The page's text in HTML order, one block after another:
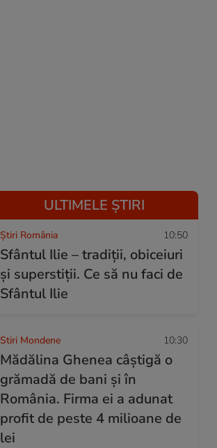
ULTIMELE ȘTIRI
Știri România 10:50
Sfântul Ilie – tradiții, obiceiuri
și superstiții. Ce să nu faci de
Sfântul Ilie
Stiri Mondene 10:30
Mădălina Ghenea câștigă o
grămadă de bani și în
România. Firma ei a adunat
profit de peste 4 milioane de
lei